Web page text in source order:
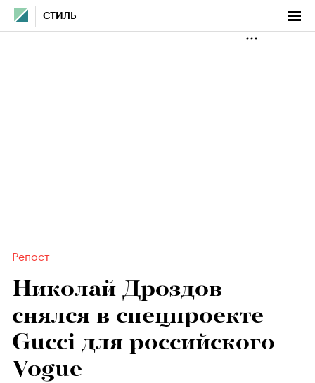
СТИЛЬ
Репост
Николай Дроздов
снялся в спецпроекте
Gucci для российского
Vogue